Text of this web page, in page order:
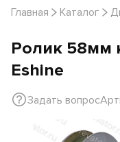
Главная Каталог
Ролик 58мм
Eshine
Задать вопрос